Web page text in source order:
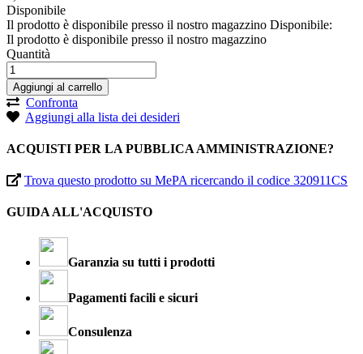
Disponibile
Il prodotto è disponibile presso il nostro magazzino Disponibile:
Il prodotto è disponibile presso il nostro magazzino
Quantità
Aggiungi al carrello
Confronta
Aggiungi alla lista dei desideri
ACQUISTI PER LA PUBBLICA AMMINISTRAZIONE?
Trova questo prodotto su MePA ricercando il codice 320911CS
GUIDA ALL'ACQUISTO
Garanzia su tutti i prodotti
Pagamenti facili e sicuri
Consulenza